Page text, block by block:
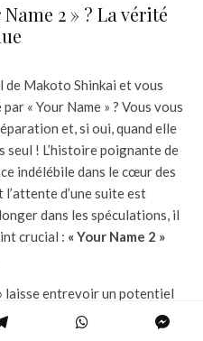
2 » ? La vérité
Makoto Shinkai et vous
« Your Name » ? Vous vous
et, si oui, quand elle
seul ! L’histoire poignante de
indélébile dans le cœur des
d’une suite est
dans les spéculations, il
crucial : « Your Name 2 »
laisse entrevoir un potentiel
assez concluante en elle-